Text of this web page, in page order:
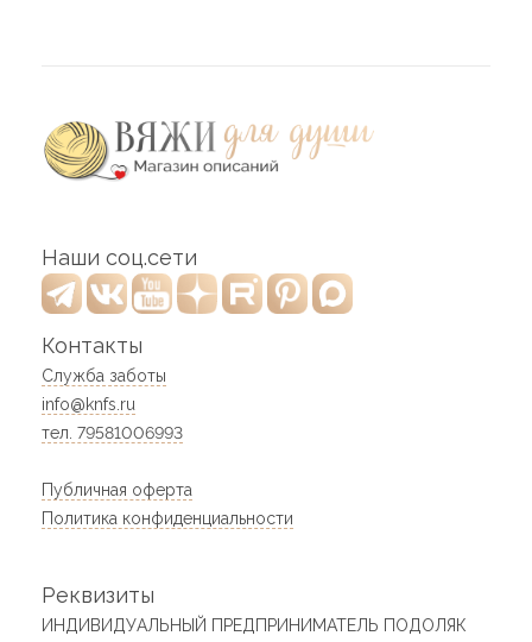
Наши соц.сети
Контакты
Служба заботы
info@knfs.ru
тел. 79581006993
Публичная оферта
Политика конфиденциальности
Реквизиты
ИНДИВИДУАЛЬНЫЙ ПРЕДПРИНИМАТЕЛЬ ПОДОЛЯК